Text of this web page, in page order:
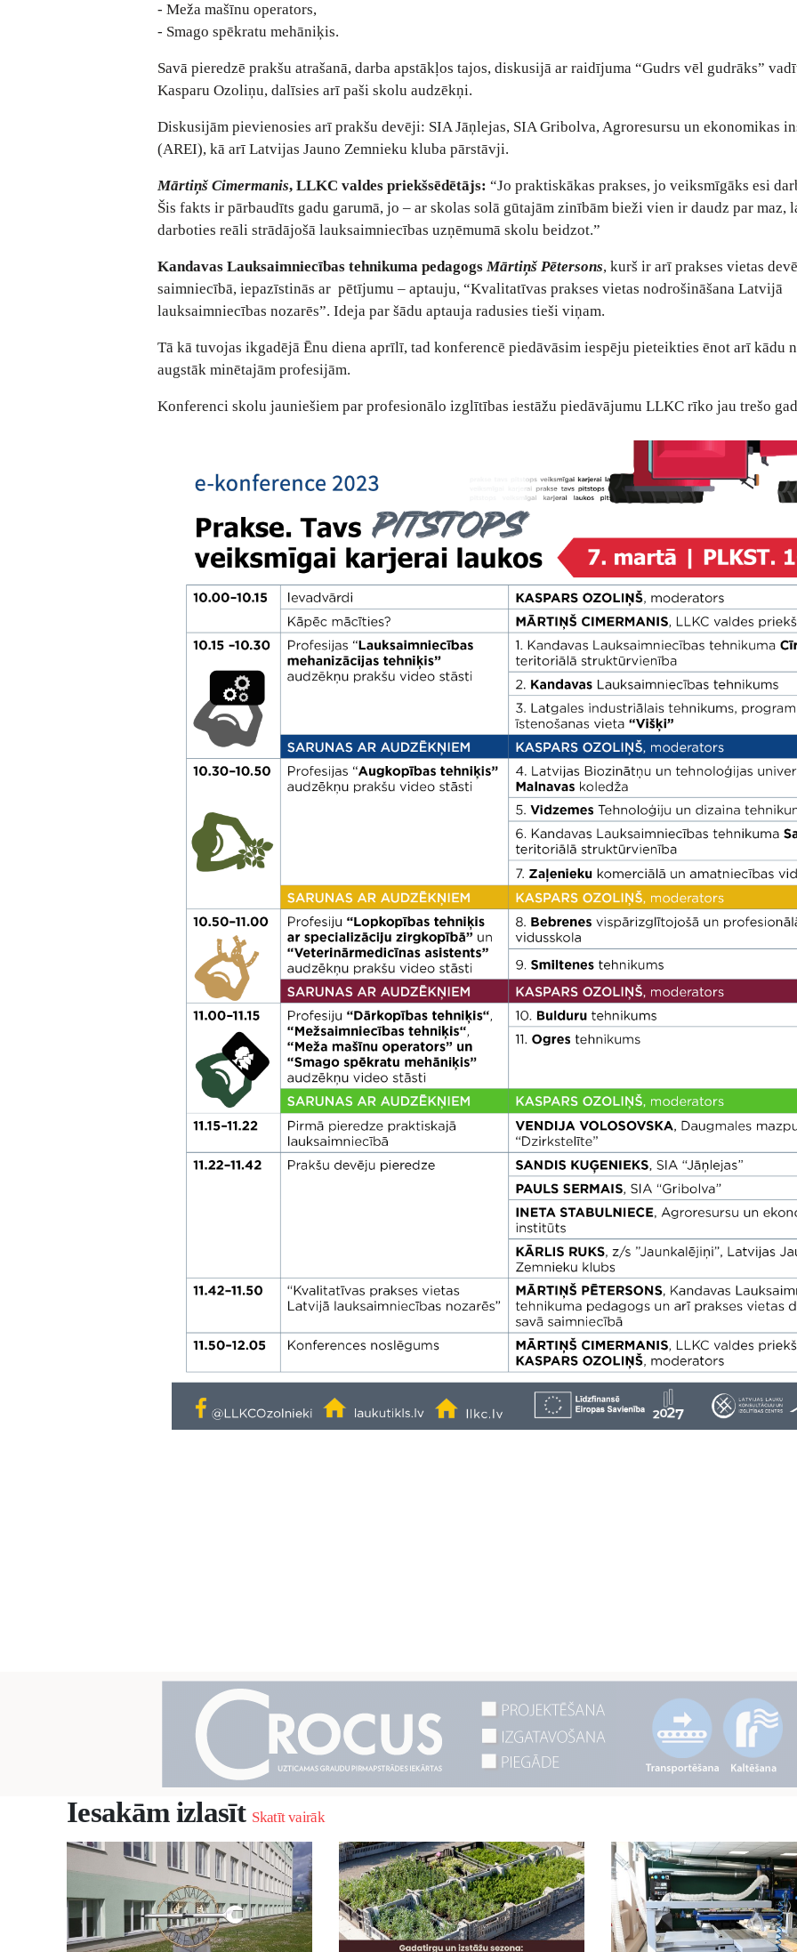
- Meža mašīnu operators,
- Smago spēkratu mehāniķis.
Savā pieredzē prakšu atrašanā, darba apstākļos tajos, diskusijā ar raidījuma “Gudrs vēl gudrāks”
Kasparu Ozoliņu, dalīsies arī paši skolu audzēkņi.
Diskusijām pievienosies arī prakšu devēji: SIA Jāņlejas, SIA Gribolva, Agroresursu un ekonomikas
(AREI), kā arī Latvijas Jauno Zemnieku kluba pārstāvji.
Mārtiņš Cimermanis, LLKC valdes priekšsēdētājs: “Jo praktiskākas prakses, jo veiksmīgāks esi
Šis fakts ir pārbaudīts gadu garumā, jo – ar skolas solā gūtajām zinībām bieži vien ir daudz par maz,
darboties reāli strādājošā lauksaimniecības uzņēmumā skolu beidzot.”
Kandavas Lauksaimniecības tehnikuma pedagogsMārtiņš Pētersons, kurš ir arī prakses vietas
saimniecībā, iepazīstinās ar pētījumu – aptauju, “Kvalitatīvas prakses vietas nodrošināšana Latvijā
lauksaimniecības nozarēs”. Ideja par šādu aptauja radusies tieši viņam.
Tā kā tuvojas ikgadējā Ēnu diena aprīlī, tad konferencē piedāvāsim iespēju pieteikties ēnot arī kādu
augstāk minētajām profesijām.
Konferenci skolu jauniešiem par profesionālo izglītības iestāžu piedāvājumu LLKC rīko jau trešo
Iesakām izlasīt Skatīt vairāk